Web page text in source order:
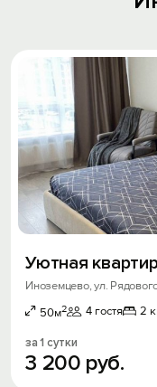
Уютная
Иноземцево, ул.
50м2 4 гостя 2
за 1 сутки
3 200 руб.